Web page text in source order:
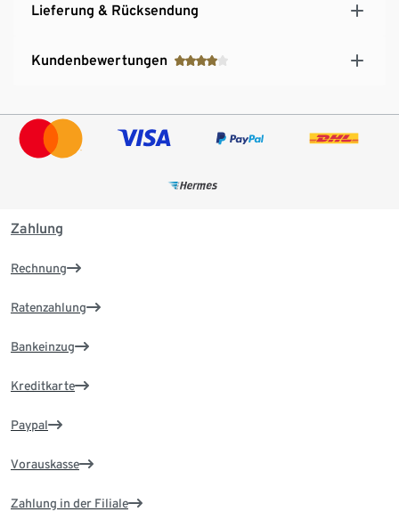
Lieferung & Rücksendung
Kundenbewertungen
Zahlung
Rechnung
Ratenzahlung
Bankeinzug
Kreditkarte
Paypal
Vorauskasse
Zahlung in der Filiale